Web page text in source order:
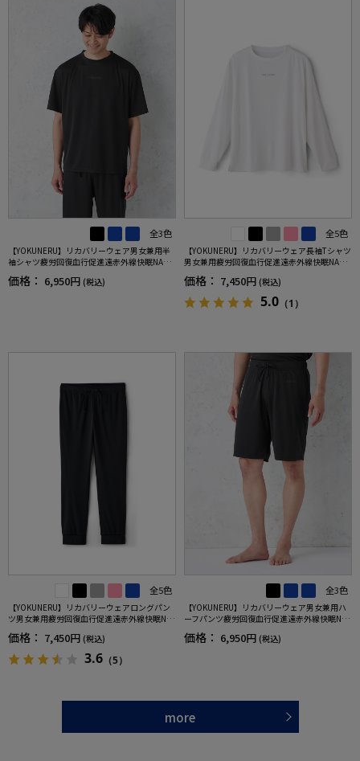
全3色
【YOKUNERU】リカバリーウェア男女兼用半
袖シャツ疲労回復血行促進遠赤外線快眠NANO
MIX(R)【一般医療機器】SS～LLサイズ
価格： 6,950円 (税込)
全5色
【YOKUNERU】リカバリーウェア長袖Tシャツ
男女兼用疲労回復血行促進遠赤外線快眠NANO
MIX(R)【一般医療機器】SS～LLサイズ
価格： 7,450円 (税込)
5.0 （1）
全5色
【YOKUNERU】リカバリーウェアロングパン
ツ男女兼用疲労回復血行促進遠赤外線快眠NA
NOMIX(R)【一般医療機器】SS～LLサイズ
価格： 7,450円 (税込)
3.6 （5）
全3色
【YOKUNERU】リカバリーウェア男女兼用ハ
ーフパンツ疲労回復血行促進遠赤外線快眠NA
NOMIX(R)【一般医療機器】SS～LLサイズ
価格： 6,950円 (税込)
more